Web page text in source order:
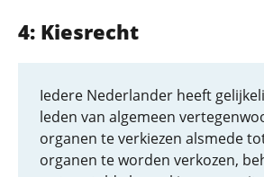
4: Kiesrecht
Iedere Nederlander heeft
leden van algemeen
organen te verkiezen alsmede
organen te worden verkozen,